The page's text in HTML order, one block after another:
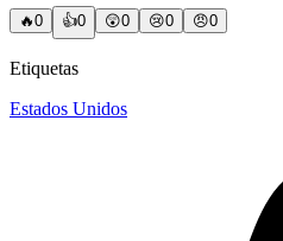
🔥0 👍0 😲0 😢0 😠0
Etiquetas
Estados Unidos